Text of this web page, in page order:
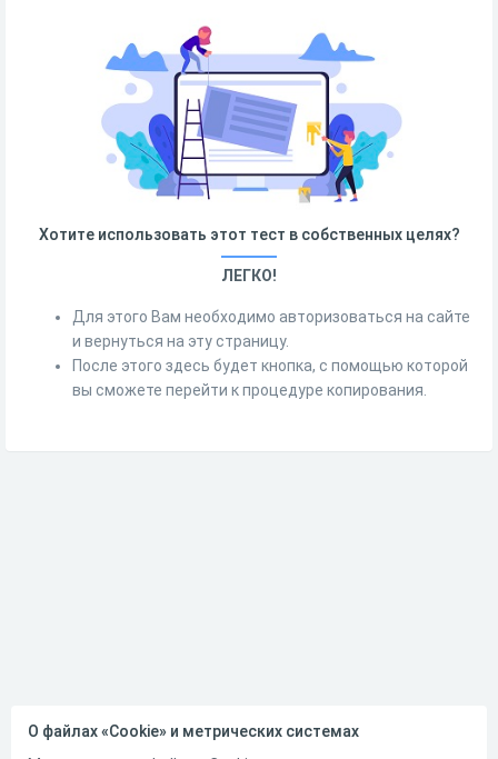
Хотите использовать этот тест в собственных целях?
ЛЕГКО!
Для этого Вам необходимо авторизоваться на сайте
и вернуться на эту страницу.
После этого здесь будет кнопка, с помощью которой
вы сможете перейти к процедуре копирования.
О файлах «Cookie» и метрических системах